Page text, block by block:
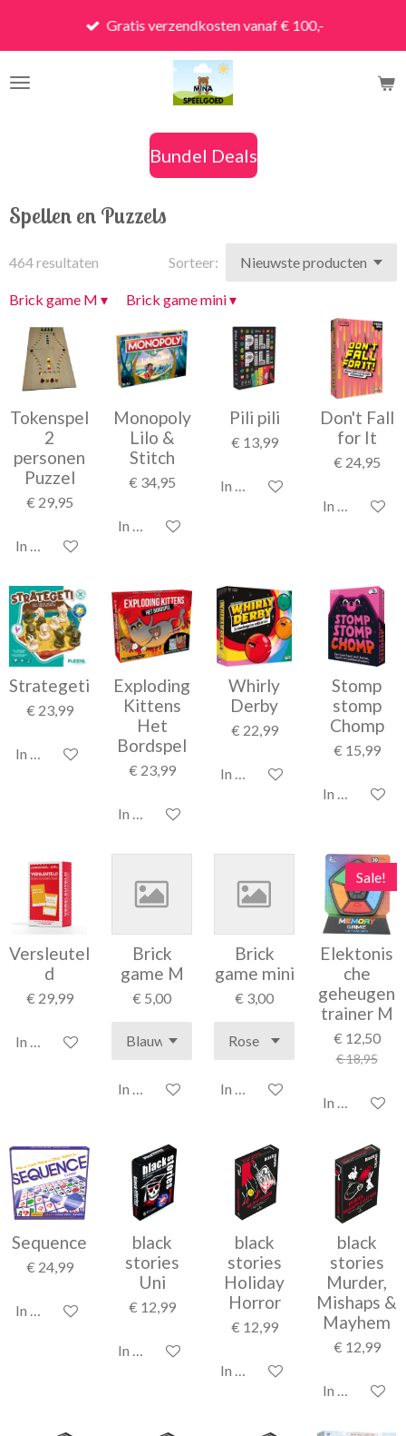
de
Gratis verzendkosten vanaf € 100,-
Bundel Deals
Spellen en Puzzels
464 resultaten Sorteer:
Brick game M ▾ Brick game mini▾
Tokenspel
2
personen
Puzzel
€ 29,95
In winkelwagen
Monopoly
Lilo &
Stitch
€ 34,95
In winkelwagen
Pili pili
€ 13,99
In winkelwagen
Don't Fall
for It
€ 24,95
In
Strategeti
€ 23,99
In winkelwagen
Exploding
Kittens
Het
Bordspel
€ 23,99
In winkelwagen
Whirly
Derby
€ 22,99
In winkelwagen
Stomp
stomp
Chomp
€ 15,99
In
Versleutel
d
€ 29,99
In winkelwagen
Brick
game M
€ 5,00
In winkelwagen
Brick
game mini
€ 3,00
In winkelwagen
Sale!
Elektonis
che
geheugen
trainer M
€ 12,50
€ 18,95
In
Sequence
€ 24,99
In winkelwagen
black
stories
Uni
€ 12,99
In winkelwagen
black
stories
Holiday
Horror
€ 12,99
In winkelwagen
black
stories
Murder,
Mishaps &
Mayhem
€ 12,99
In